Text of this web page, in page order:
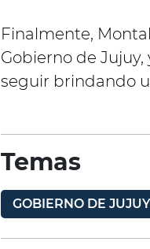
Finalmente,
Gobierno de
seguir brindando
Temas
GOBIERNO DE JUJUY